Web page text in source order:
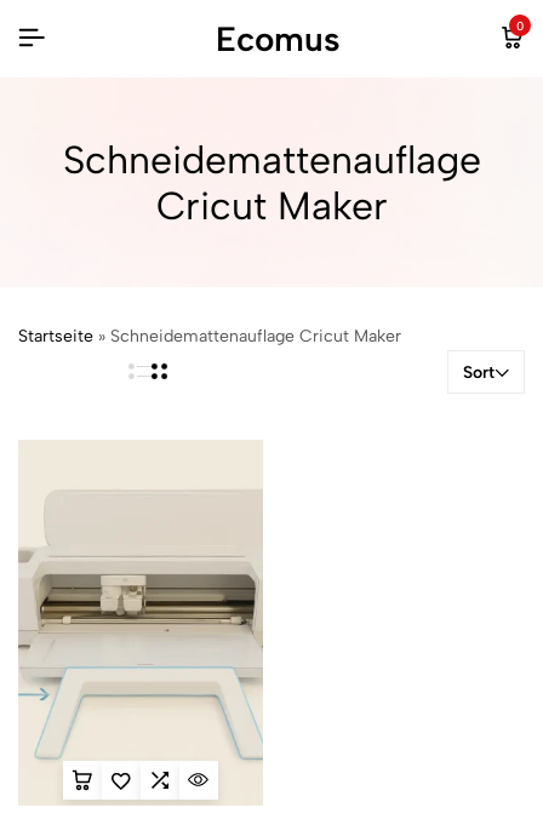
Ecomus 0
Schneidemattenauflage
Cricut Maker
Startseite » Schneidemattenauflage Cricut Maker
Sort